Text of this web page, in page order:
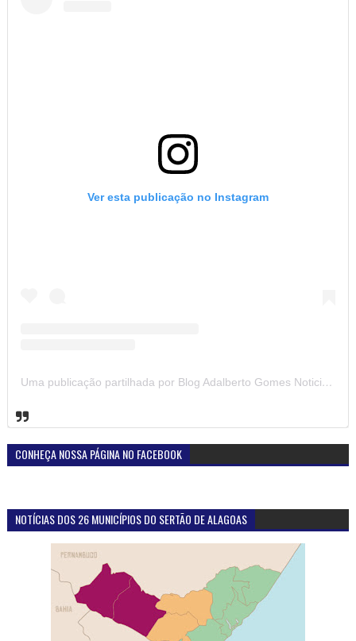
Ver esta publicação no Instagram
Uma publicação partilhada por Blog Adalberto Gomes Noticias (@blogadalbertogomesnoticiass)
CONHEÇA NOSSA PÁGINA NO FACEBOOK
NOTÍCIAS DOS 26 MUNICÍPIOS DO SERTÃO DE ALAGOAS